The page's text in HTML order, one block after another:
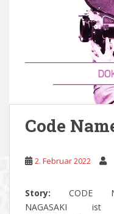
Code
2. Februar 2022
Story: CODE
NAGASAKI